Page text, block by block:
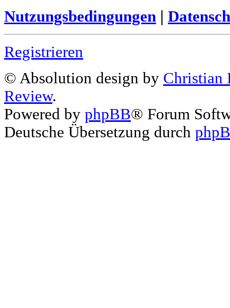
Nutzungsbedingungen
Registrieren
© Absolution design by Christian
Review.
Powered by phpBB® Forum
Deutsche Übersetzung durch